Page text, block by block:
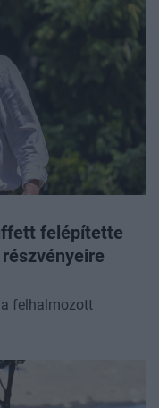
felépítette
a felhalmozott